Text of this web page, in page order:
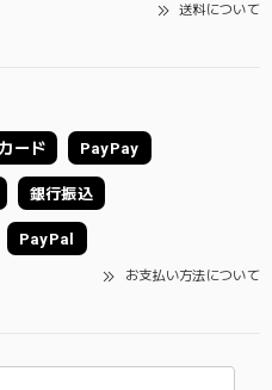
送料について
ード PayPay
銀行振込
PayPal
お支払い方法について